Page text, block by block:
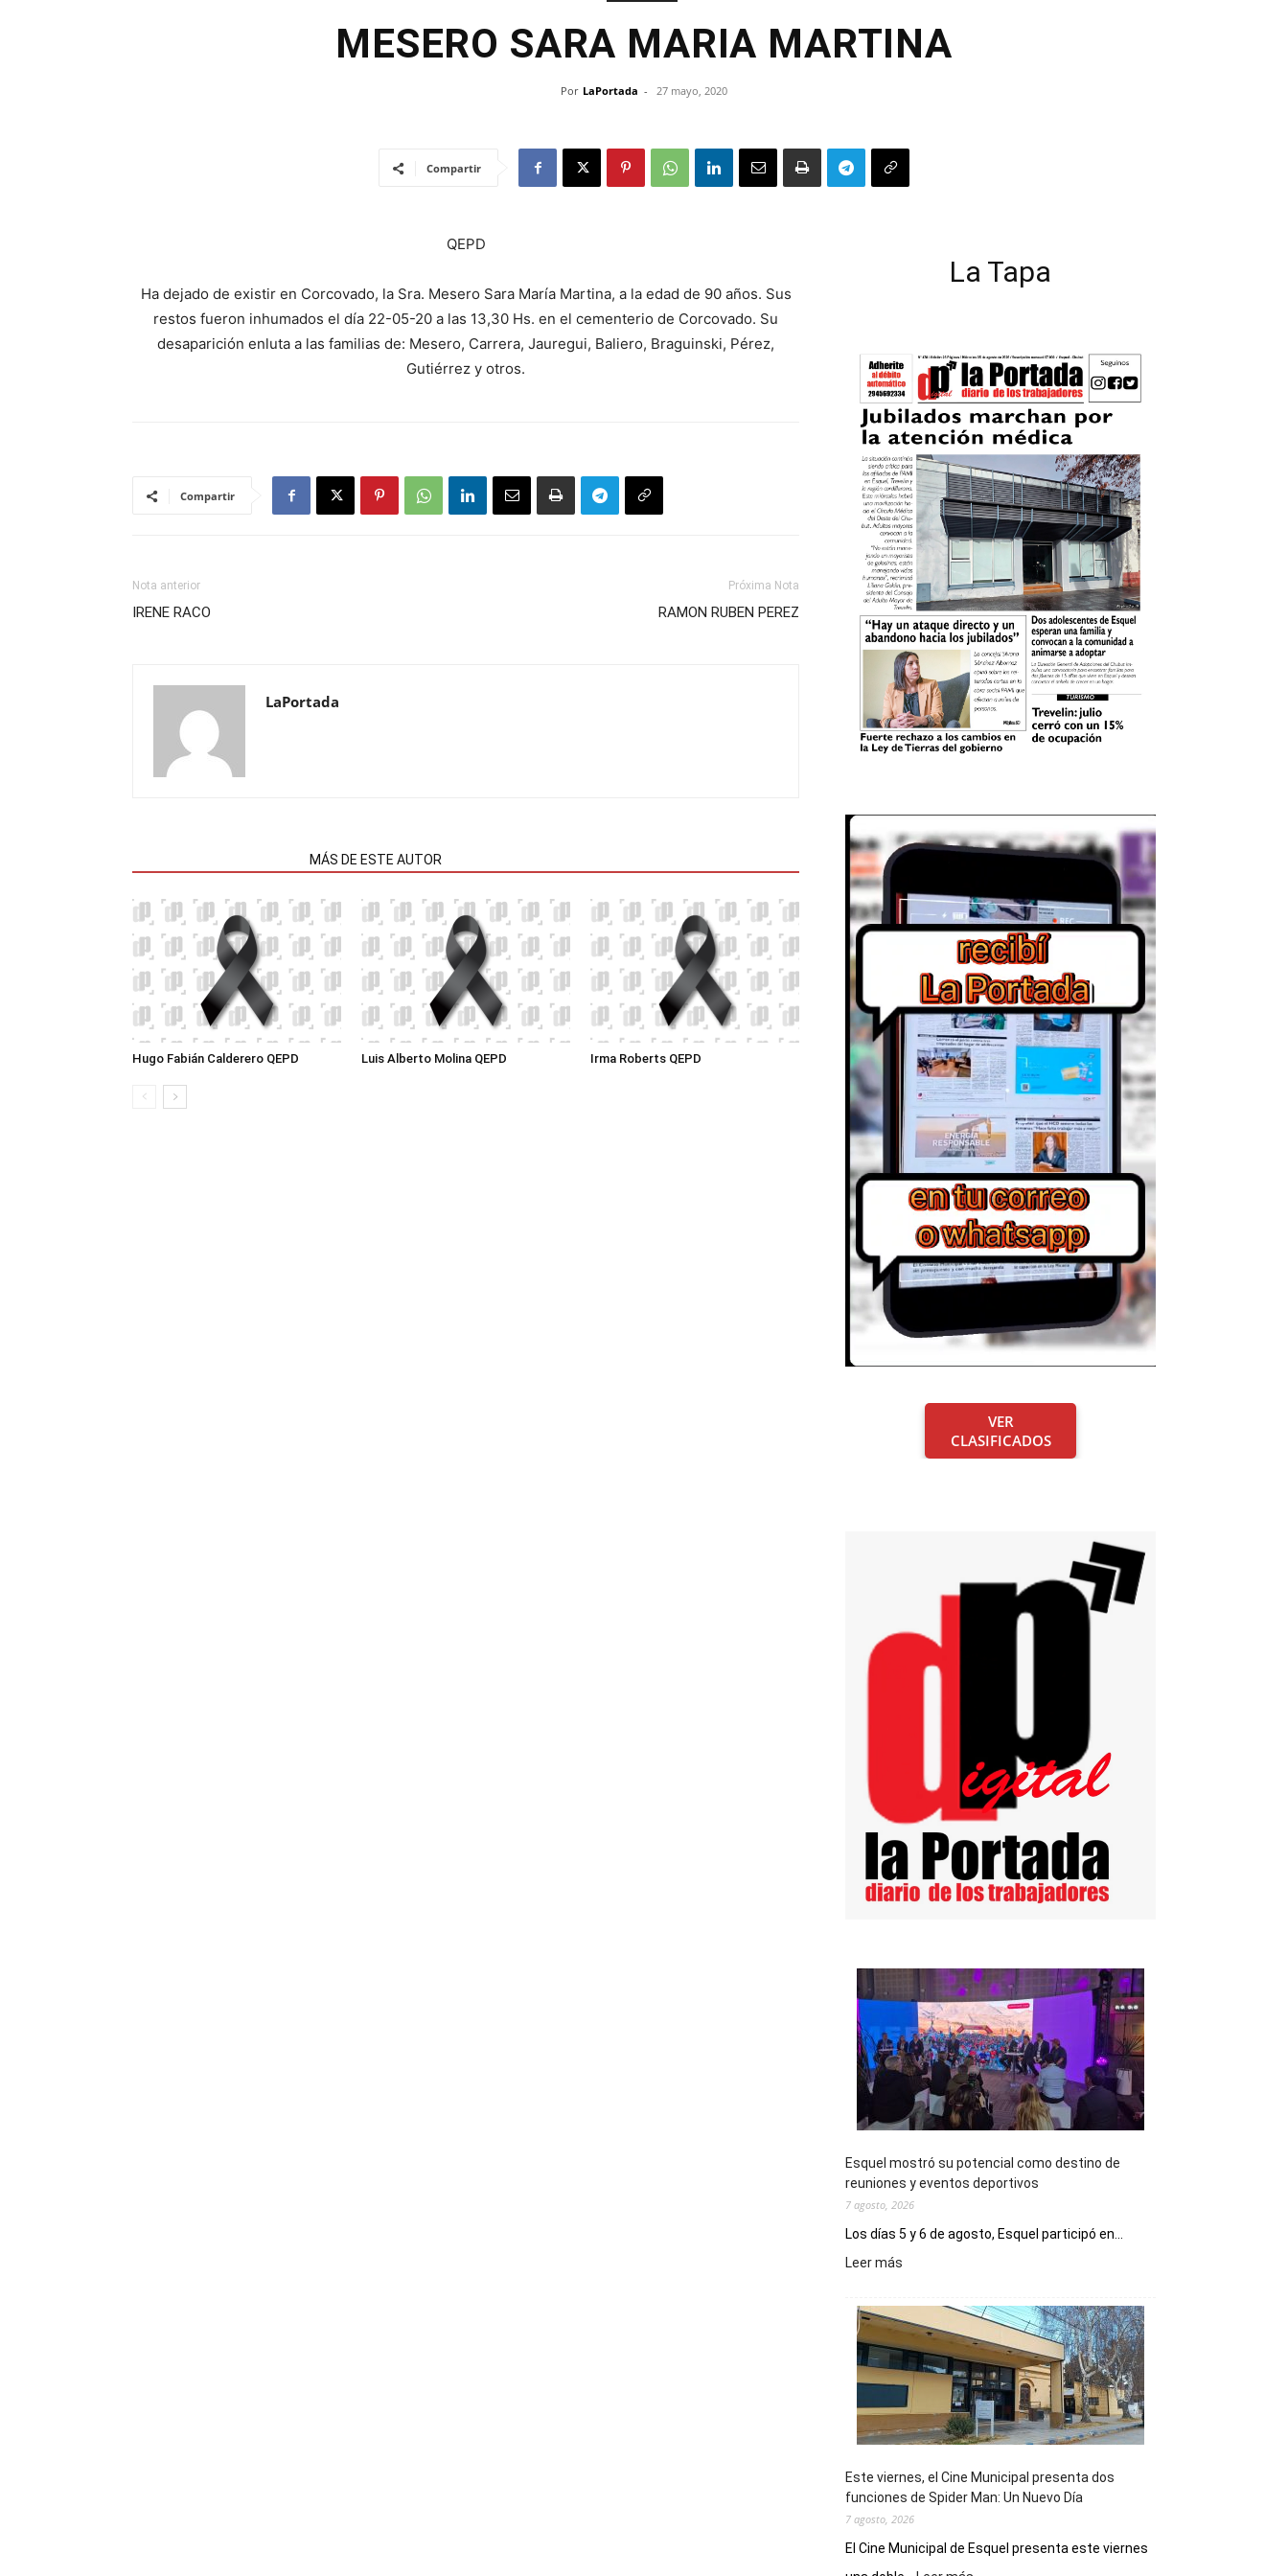
MESERO SARA MARIA MARTINA
Por LaPortada - 27 mayo, 2020
Compartir
QEPD
Ha dejado de existir en Corcovado, la Sra. Mesero Sara María Martina, a la edad de 90 años. Sus
restos fueron inhumados el día 22-05-20 a las 13,30 Hs. en el cementerio de Corcovado. Su
desaparición enluta a las familias de: Mesero, Carrera, Jauregui, Baliero, Braguinski, Pérez,
Gutiérrez y otros.
Compartir
Nota anterior
IRENE RACO
Próxima Nota
RAMON RUBEN PEREZ
LaPortada
MÁS DE ESTE AUTOR
Hugo Fabián Calderero QEPD Luis Alberto Molina QEPD Irma Roberts QEPD
La Tapa
VER
CLASIFICADOS
Esquel mostró su potencial como destino de
reuniones y eventos deportivos
7 agosto, 2026
Los días 5 y 6 de agosto, Esquel participó en...
Leer más
su
potencial
como
destino
de
reuniones
y
deportivos
Este viernes, el Cine Municipal presenta dos
funciones de Spider Man: Un Nuevo Día
7 agosto, 2026
El Cine Municipal de Esquel presenta este viernes